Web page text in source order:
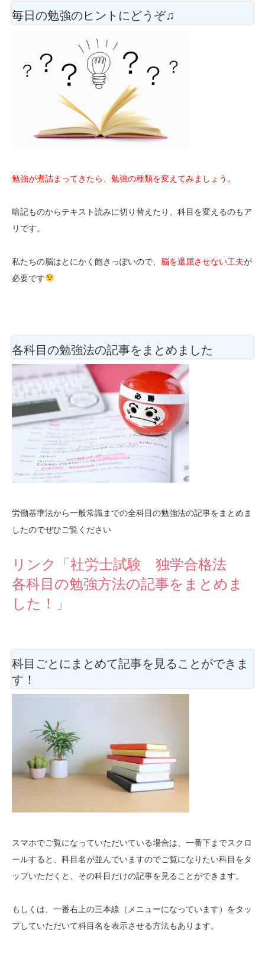
毎日の勉強のヒントにどうぞ♫
勉強が煮詰まってきたら、勉強の種類を変えてみましょう 。
暗記ものからテキスト読みに切り替えたり、科目を変えるのもア
リです。
私たちの脳はとにかく飽きっぽいので、 脳を退屈させない工夫が
必要です
各科目の勉強法の記事をまとめました
労働基準法から一般常識までの全科目の勉強法の記事をまとめま
したのでぜひご覧ください
リンク「社労士試験 独学合格法
各科目の勉強方法の記事をまとめま
した！」
科目ごとにまとめて記事を見ることができま
す！
スマホでご覧になっていただいている場合は、一番下までスクロ
ールすると、科目名が並んでいますのでご覧になりたい科目をタ
ップいただくと、その科目だけの記事を見ることができます。
もしくは、一番右上の三本線（メニューになっています）をタッ
プしていただいて科目名を表示させる方法もあります。